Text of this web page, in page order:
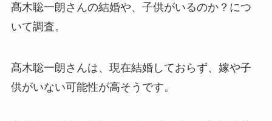
髙木聡一朗さんの結婚や、子供がいるのか？につ
いて調査。
髙木聡一朗さんは、現在結婚しておらず、嫁や子
供がいない可能性が高そうです。